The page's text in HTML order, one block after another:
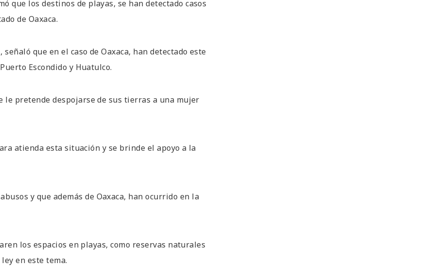
que los destinos de playas, se han detectado casos
de Oaxaca.
que en el caso de Oaxaca, han detectado este
Escondido y Huatulco.
le pretende despojarse de sus tierras a una mujer
atienda esta situación y se brinde el apoyo a la
y que además de Oaxaca, han ocurrido en la
los espacios en playas, como reservas naturales
en este tema.